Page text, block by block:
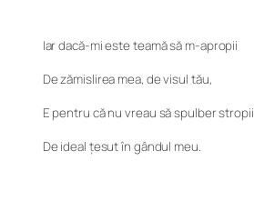
Iar dacă-mi este teamă să m-apropii
De zămislirea mea, de visul tău,
E pentru că nu vreau să spulber stropii
De ideal țesut în gândul meu.